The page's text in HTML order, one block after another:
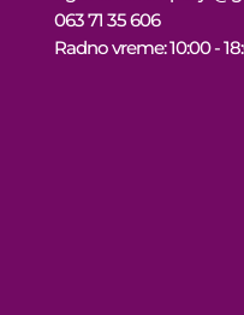
063 71 35 606
Radno vreme: 10:00 -